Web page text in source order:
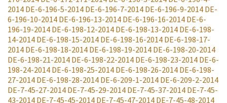
2014 DE-6-196-5-2014 DE-6-196-7-2014 DE-6-196-9-2014 DE-
6-196-10-2014 DE-6-196-13-2014 DE-6-196-16-2014 DE-6-
196-19-2014 DE-6-198-12-2014 DE-6-198-13-2014 DE-6-198-
14-2014 DE-6-198-15-2014 DE-6-198-16-2014 DE-6-198-17-
2014 DE-6-198-18-2014 DE-6-198-19-2014 DE-6-198-20-2014
DE-6-198-21-2014 DE-6-198-22-2014 DE-6-198-23-2014 DE-6-
198-24-2014 DE-6-198-25-2014 DE-6-198-26-2014 DE-6-198-
27-2014 DE-6-198-28-2014 DE-6-209-1-2014 DE-6-209-2-2014
DE-7-45-27-2014 DE-7-45-29-2014 DE-7-45-37-2014 DE-7-45-
43-2014 DE-7-45-45-2014 DE-7-45-47-2014 DE-7-45-48-2014